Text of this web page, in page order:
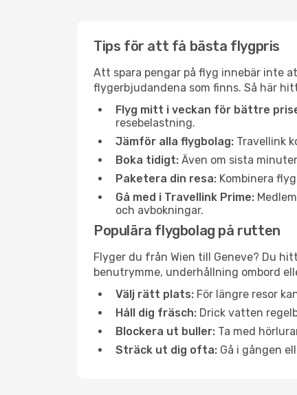
Tips för att få bästa flygpris
Att spara pengar på flyg innebär inte
flygerbjudandena som finns. Så här
Flyg mitt i veckan för bättre
resebelastning.
Jämför alla flygbolag: Travellink
Boka tidigt: Även om sista
Paketera din resa: Kombinera
Gå med i Travellink Prime:
och avbokningar.
Populära flygbolag på rutten
Flyger du från Wien till Geneve? Du
benutrymme, underhållning ombord
Välj rätt plats: För längre resor
Håll dig fräsch: Drick vatten
Blockera ut buller: Ta med
Sträck ut dig ofta: Gå i gången